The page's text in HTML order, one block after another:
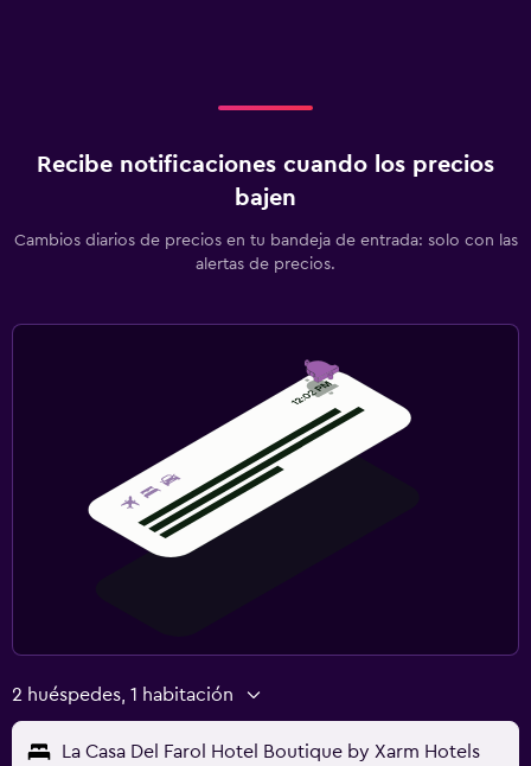
Recibe notificaciones cuando los precios
bajen
Cambios diarios de precios en tu bandeja de entrada: solo con las
alertas de precios.
2 huéspedes, 1 habitación
La Casa Del Farol Hotel Boutique by Xarm Hotels